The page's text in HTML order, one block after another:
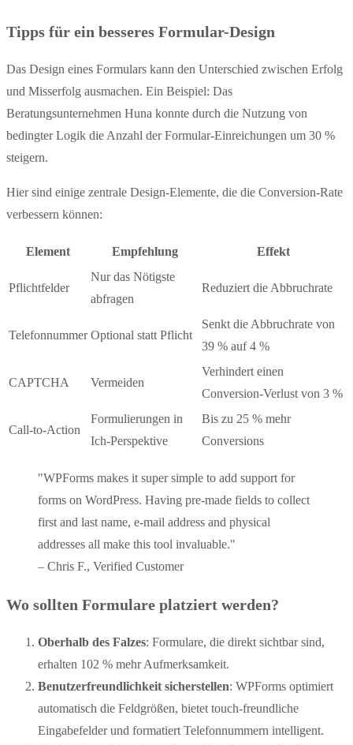
Tipps für ein besseres Formular-Design
Das Design eines Formulars kann den Unterschied zwischen Erfolg
und Misserfolg ausmachen. Ein Beispiel: Das
Beratungsunternehmen Huna konnte durch die Nutzung von
bedingter Logik die Anzahl der Formular-Einreichungen um 30 %
steigern.
Hier sind einige zentrale Design-Elemente, die die Conversion-Rate
verbessern können:
Element Empfehlung Effekt
Pflichtfelder
Nur das Nötigste
abfragen
Reduziert die Abbruchrate
Telefonnummer Optional statt Pflicht
Senkt die Abbruchrate von
39 % auf 4 %
CAPTCHA Vermeiden
Verhindert einen
Conversion-Verlust von 3 %
Call-to-Action
Formulierungen in
Ich-Perspektive
Bis zu 25 % mehr
Conversions
"WPForms makes it super simple to add support for
forms on WordPress. Having pre-made fields to collect
first and last name, e-mail address and physical
addresses all make this tool invaluable."
– Chris F., Verified Customer
Wo sollten Formulare platziert werden?
Oberhalb des Falzes: Formulare, die direkt sichtbar sind,
erhalten 102 % mehr Aufmerksamkeit.
Benutzerfreundlichkeit sicherstellen: WPForms optimiert
automatisch die Feldgrößen, bietet touch-freundliche
Eingabefelder und formatiert Telefonnummern intelligent.